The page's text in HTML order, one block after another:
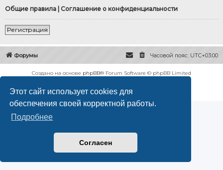
Этот сайт использует cookies для
обеспечения своей корректной работы.
Подробнее
Согласен
Общие правила Соглашение о конфиденциальности
Регистрация
Форумы Часовой пояс: UTC+03:00
Создано на основе phpBB® Forum Software © phpBB Limited
Конфиденциальность|Правила